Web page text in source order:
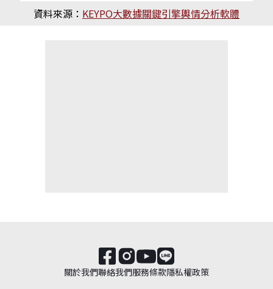
資料來源： KEYPO大數據關鍵引擎輿情分析軟體
關於我們聯絡我們服務條款隱私權政策